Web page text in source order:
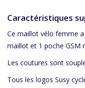
Caractéristiques
Ce maillot vélo femme
maillot et 1 poche GSM
Les coutures sont
Tous les logos Susy